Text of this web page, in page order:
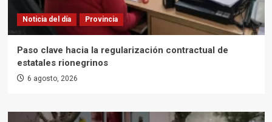
Noticia del día Provincia
Paso clave hacia la regularización contractual de
estatales rionegrinos
6 agosto, 2026